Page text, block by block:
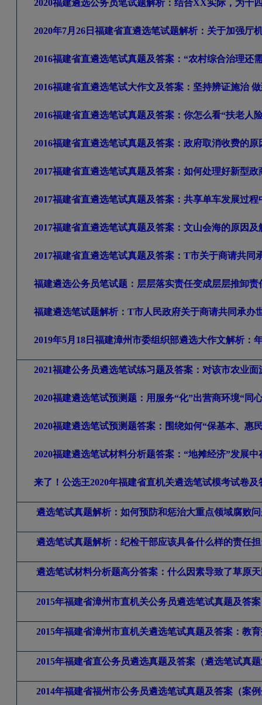
2020福建遴选公务员笔试题解析：结合XX实际，为十
2020年7月26 日福建省直遴选笔试题解析：关于加强厅
2016福建省直遴选笔试真题及答案：“农村综合治理还
2016福建省直遴选笔试大作文及答案：坚持辨证施治
2016福建省直遴选笔试真题及答案：你怎么看“扶老人
2016福建省直遴选笔试真题及答案：政府取消收费的
2017福建省直遴选笔试真题及答案：如何处理好新型
2017福建省直遴选笔试真题及答案：共享单车发展过
2017福建省直遴选笔试真题及答案：文山会海的原因
2017福建省直遴选笔试真题及答案：T市关于商请共同
福建遴选公务员笔试题：层层落实责任变成层层推卸责
福建遴选笔试题解析：T市人民政府关于商请共同承办
2019年5月18 日福建漳州市委组织部遴选大作文解析：
2021福建公务员遴选笔试练习题及答案：对该市农业面
2020福建遴选笔试预测题：用服务“化”出营商环境“同
2020福建遴选笔试预测题答案：围绕如何“保基本、惠
2020福建遴选笔试材料分析题答案：“地摊经济”发展
来了！公选王2020年福建省直机关遴选笔试模考试卷及
遴选笔试真题解析：如何预防和惩治大重点领域腐败问
遴选笔试真题解析：纪检干部应该具备什么样的责任
遴选笔试材料分析题高分答案：什么因素导致了草原
2015年福建省漳州市直机关公务员遴选笔试真题及答
2015年福建省漳州市直机关遴选笔试真题及答案：教
2015年福建省直公务员遴选真题及答案（遴选笔试真
2014年福建省福州市公务员遴选笔试真题及答案（案